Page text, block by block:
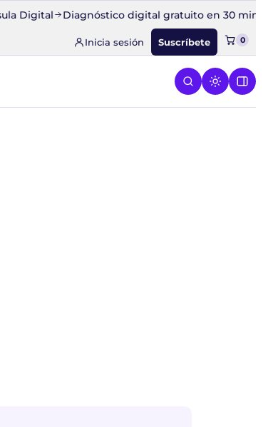
Digital Diagnóstico digital gratuito en 30 minutos
Inicia sesión Suscríbete 0
CONQUISTA